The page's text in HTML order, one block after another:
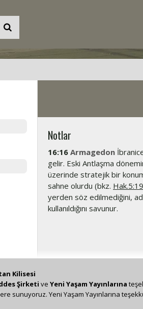
Notlar
16:16 Armagedon
gelir. Eski Antlaşma
üzerinde stratejik bir
sahne olurdu (bkz. Hak.5:19
yerden söz edilmediğini,
kullanıldığını savunur.
Kilisesi
Şirketi ve Yeni Yaşam Yayınlarına
sunuyoruz. Yeni Yaşam Yayınlarına